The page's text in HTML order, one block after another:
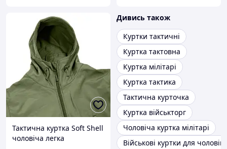
Тактична куртка Soft Shell
чоловіча легка
Дивись також
Куртки тактичні
Куртка тактовна
Куртка мілітарі
Куртка тактика
Тактична курточка
Куртка військторг
Чоловіча куртка мілітарі
Військові куртки для